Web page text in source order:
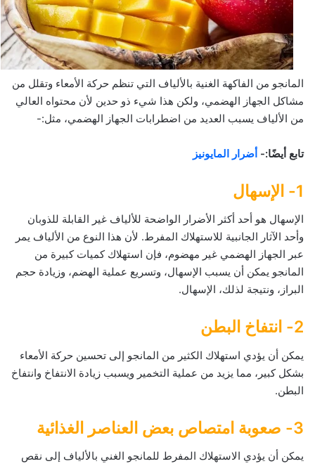
المانجو من الفاكهة الغنية بالألياف التي تنظم حركة الأمعاء وتقلل من
مشاكل الجهاز الهضمي، ولكن هذا شيء ذو حدين لأن محتواه العالي
من الألياف يسبب العديد من اضطرابات الجهاز الهضمي، مثل:-
تابع أيضًا:- أضرار المايونيز
1- الإسهال
الإسهال هو أحد أكثر الأضرار الواضحة للألياف غير القابلة للذوبان
وأحد الآثار الجانبية للاستهلاك المفرط. لأن هذا النوع من الألياف يمر
عبر الجهاز الهضمي غير مهضوم، فإن استهلاك كميات كبيرة من
المانجو يمكن أن يسبب الإسهال، وتسريع عملية الهضم، وزيادة حجم
البراز، ونتيجة لذلك، الإسهال.
2- انتفاخ البطن
يمكن أن يؤدي استهلاك الكثير من المانجو إلى تحسين حركة الأمعاء
بشكل كبير، مما يزيد من عملية التخمير ويسبب زيادة الانتفاخ وانتفاخ
البطن.
3- صعوبة امتصاص بعض العناصر الغذائية
يمكن أن يؤدي الاستهلاك المفرط للمانجو الغني بالألياف إلى نقص